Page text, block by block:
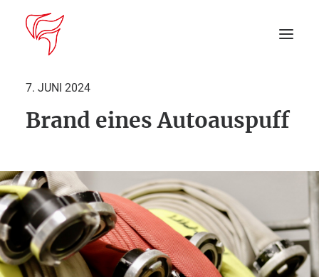
Startseite
DEIN EINSATZ
Suche
7. JUNI 2024
Brand eines Autoauspuff